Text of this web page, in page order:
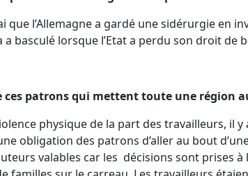
que l’Allemagne a gardé une sidérurgie en
basculé lorsque l’Etat a perdu son droit de
ces patrons qui mettent toute une région
physique de la part des travailleurs, il y
obligation des patrons d’aller au bout
valables car les décisions sont prises à